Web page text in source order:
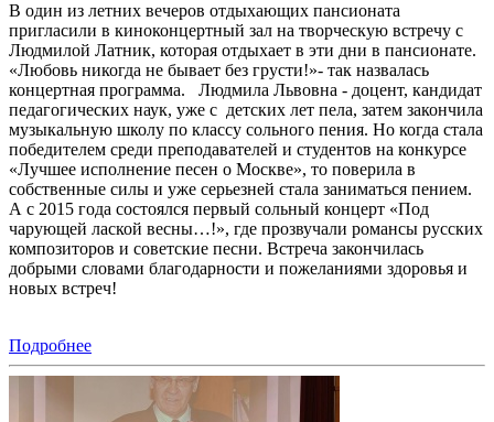
В один из летних вечеров отдыхающих пансионата
пригласили в киноконцертный зал на творческую встречу с
Людмилой Латник, которая отдыхает в эти дни в пансионате.
«Любовь никогда не бывает без грусти!»- так назвалась
концертная программа. Людмила Львовна - доцент, кандидат
педагогических наук, уже с детских лет пела, затем закончила
музыкальную школу по классу сольного пения. Но когда стала
победителем среди преподавателей и студентов на конкурсе
«Лучшее исполнение песен о Москве», то поверила в
собственные силы и уже серьезней стала заниматься пением.
А с 2015 года состоялся первый сольный концерт «Под
чарующей лаской весны…!», где прозвучали романсы русских
композиторов и советские песни. Встреча закончилась
добрыми словами благодарности и пожеланиями здоровья и
новых встреч!
Подробнее